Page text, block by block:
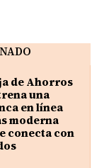
de Ahorros
una
en línea
moderna
conecta con